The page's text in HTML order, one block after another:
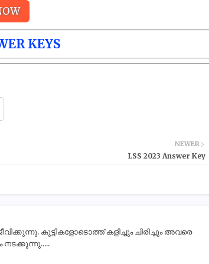
KEYS
NEWER
LSS 2023 Answer Key
കുട്ടികളോടൊത്ത് കളിച്ചും ചിരിച്ചും അവരെ
നടക്കുന്നു.....